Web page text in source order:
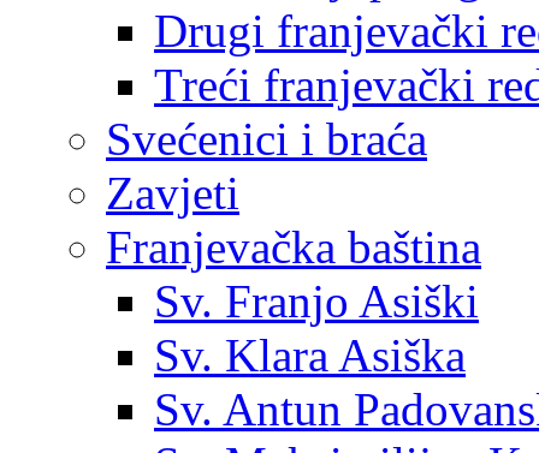
Drugi franjevački
Treći franjevački
Svećenici i braća
Zavjeti
Franjevačka baština
Sv. Franjo Asiški
Sv. Klara Asiška
Sv. Antun